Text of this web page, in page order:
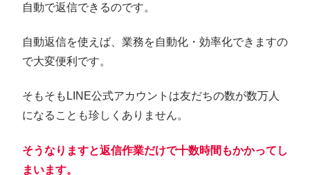
自動で返信できるのです。
自動返信を使えば、業務を自動化・効率化できますの
で大変便利です。
そもそもLINE公式アカウントは友だちの数が数万人
になることも珍しくありません。
そうなりますと返信作業だけで十数時間もかかってし
まいます。